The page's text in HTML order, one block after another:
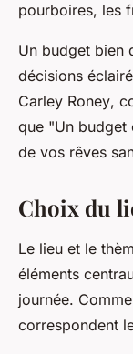
pourboires, les
Un budget bien
décisions
Carley Roney,
que "Un budget
de vos rêves
Choix du
Le lieu et le
éléments
journée.
correspondent